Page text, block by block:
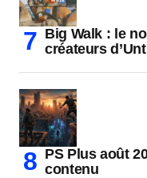
Big Walk : le
créateurs
PS Plus août
contenu